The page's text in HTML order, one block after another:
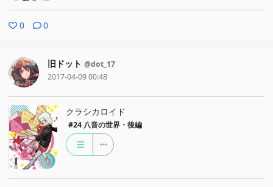
0 0
旧ドット @dot_17
2017-04-09 00:48
クラシカロイド
#24 八音の世界・後編